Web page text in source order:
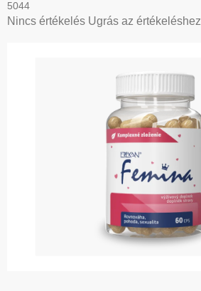
5044
A
Nincs értékelés Ugrás az értékeléshez